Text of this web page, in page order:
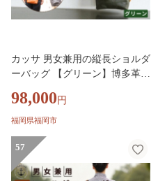
カッサ 男女兼用の縦長ショルダ
ーバッグ 【グリーン】博多革工
98,000 円
福岡県福岡市
57